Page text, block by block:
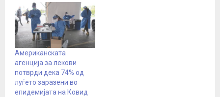
Американската
агенција за лекови
потврди дека 74% од
луѓето заразени во
епидемијата на Ковид